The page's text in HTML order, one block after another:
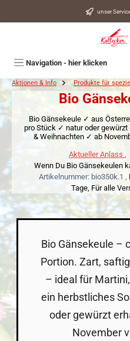
unser
Navigation - hier klicken
Aktionen & Info Produkte für
Bio
Bio Gänsekeule ✓ aus
pro Stück ✓ natur oder
& Weihnachten ✓ ab
Aktueller Anlass
Wenn Du Bio Gänsekeulen
Artikelnummer: bio350k.1 ,
Tage, Für alle
Bio Gänsekeule –
Portion. Zart,
– ideal für
ein herbstliches
oder gewürzt
November